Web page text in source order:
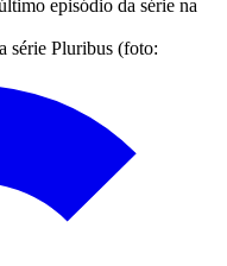
série Pluribus (foto: